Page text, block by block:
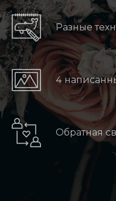
Разные
4
Обратная